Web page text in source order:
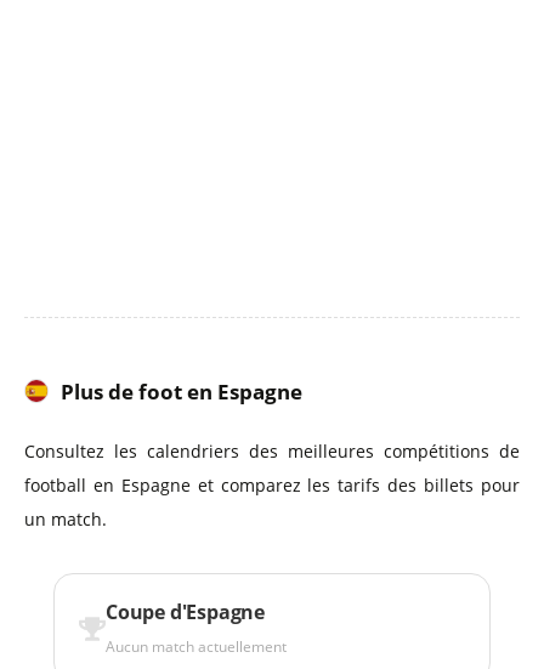
Plus de foot en Espagne
Consultez les calendriers des meilleures compétitions de
football en Espagne et comparez les tarifs des billets pour
un match.
Coupe d'Espagne
Aucun match actuellement